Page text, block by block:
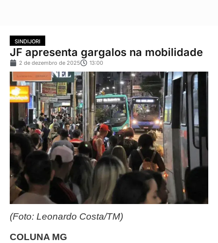
SINDIJORI
JF apresenta gargalos na mobilidade
2 de dezembro de 2025 13:00
(Foto: Leonardo Costa/TM)
COLUNA MG